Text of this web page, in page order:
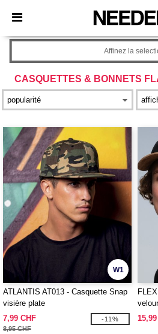
× Appli Needen
Meilleurs prix sur l’app !
CASQUETTES & BONNETS
Affinez la
W1
ATLANTIS AT013 - Casquette Snap
visière plate
7,99 CHF
8,95 CHF
-11%